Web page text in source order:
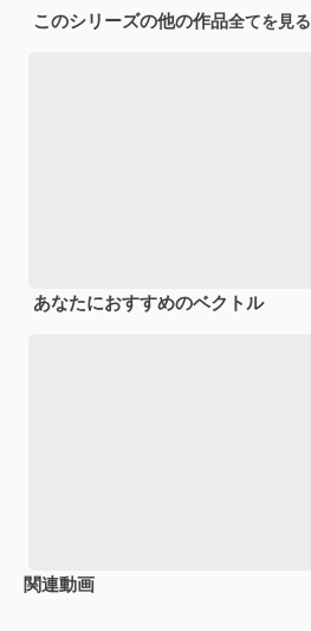
このシリーズの他の作品全てを見る
あなたにおすすめのベクトル
関連動画